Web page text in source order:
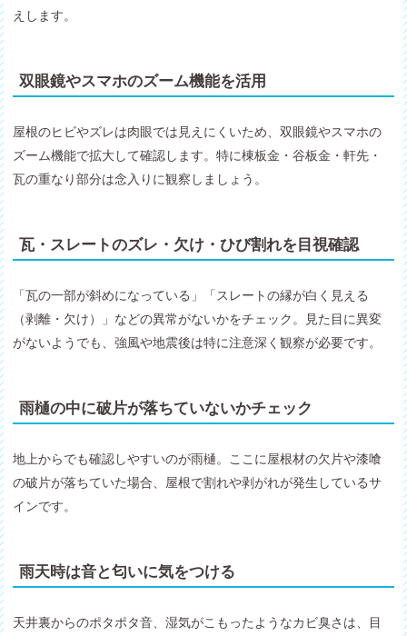
えします。
双眼鏡やスマホのズーム機能を活用
屋根のヒビやズレは肉眼では見えにくいため、双眼鏡やスマホの
ズーム機能で拡大して確認します。特に棟板金・谷板金・軒先・
瓦の重なり部分は念入りに観察しましょう。
瓦・スレートのズレ・欠け・ひび割れを目視確認
「瓦の一部が斜めになっている」「スレートの縁が白く見える
（剥離・欠け）」などの異常がないかをチェック。見た目に異変
がないようでも、強風や地震後は特に注意深く観察が必要です。
雨樋の中に破片が落ちていないかチェック
地上からでも確認しやすいのが雨樋。ここに屋根材の欠片や漆喰
の破片が落ちていた場合、屋根で割れや剥がれが発生しているサ
インです。
雨天時は音と匂いに気をつける
天井裏からのポタポタ音、湿気がこもったようなカビ臭さは、目